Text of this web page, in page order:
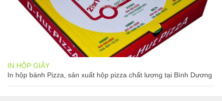
IN HỘP GIẤY
In hộp bánh Pizza, sản xuất hộp pizza chất lượng tại Bình Dương